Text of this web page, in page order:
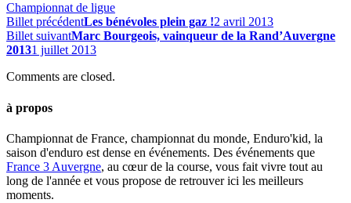
Championnat de ligue
Billet précédentLes bénévoles plein gaz !2 avril 2013
Billet suivantMarc Bourgeois, vainqueur de la Rand’Auvergne
20131 juillet 2013
Comments are closed.
à propos
Championnat de France, championnat du monde, Enduro'kid, la
saison d'enduro est dense en événements. Des événements que
France 3 Auvergne, au cœur de la course, vous fait vivre tout au
long de l'année et vous propose de retrouver ici les meilleurs
moments.